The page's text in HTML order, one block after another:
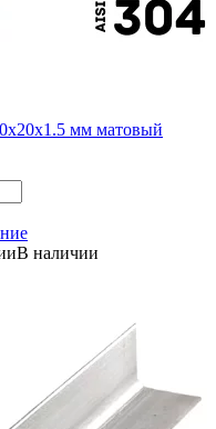
мм матовый
В наличии